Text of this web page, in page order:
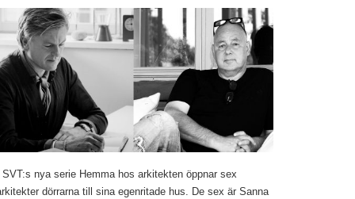
nya serie Hemma hos arkitekten öppnar sex
dörrarna till sina egenritade hus. De sex är Sanna